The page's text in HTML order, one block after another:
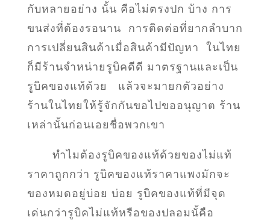
กับหลายอย่าง นั้น คือไม่ตรงปก บ้าง การ
ขนส่งที่ต้องรอนาน การติดต่อที่ยากลำบาก
การเปลี่ยนสินค้าเมื่อสินค้ามีปัญหา ในไทย
ก็มีร้านจำหน่ายรูบิคดีดี มาตรฐานและเป็น
รูบิคของแท้ด้วย แล้วจะมายกตัวอย่าง
ร้านในไทยให้รู้จักกันขอไปขออนุญาต ร้าน
เหล่านั้นก่อนเอยชื่อพวกเขา
ทำไมต้องรูบิคของแท้ด้วยของไม่แท้
ราคาถูกกว่า รูบิคของแท้ราคาแพงมักจะ
ของหมดอยู่บ่อย บ่อย รูบิคของแท้ที่มีจุด
เด่นกว่ารูบิคไม่แท้หรือของปลอมนั้คือ